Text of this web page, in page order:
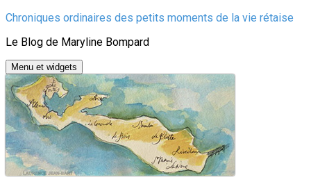
Aller
contenu
Chroniques ordinaires des petits moments de la vie rétaise
Le Blog de Maryline Bompard
Menu et widgets